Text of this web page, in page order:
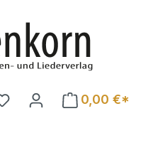
0,00 €*